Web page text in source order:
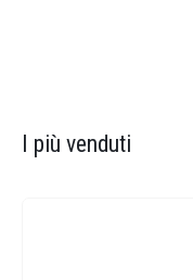
I più venduti